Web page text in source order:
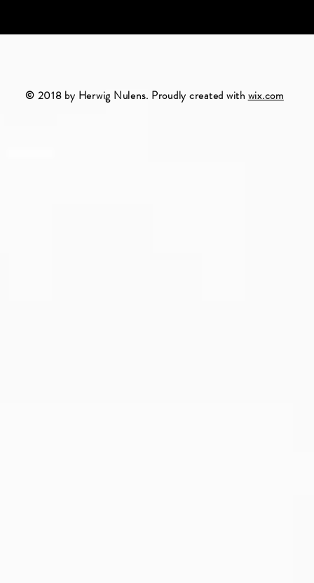
© 2018 by Herwig Nulens. Proudly created with wix.com